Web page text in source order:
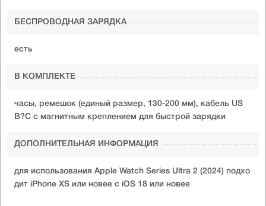
БЕСПРОВОДНАЯ ЗАРЯДКА
есть
В КОМПЛЕКТЕ
часы, ремешок (единый размер, 130-200 мм), кабель US
B?C с магнитным креплением для быстрой зарядки
ДОПОЛНИТЕЛЬНАЯ ИНФОРМАЦИЯ
для использования Apple Watch Series Ultra 2 (2024) подхо
дит iPhone XS или новее с iOS 18 или новее